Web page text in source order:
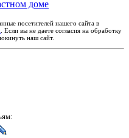
посетителей нашего сайта в
. Если вы не даете согласия на обработку
наш сайт.